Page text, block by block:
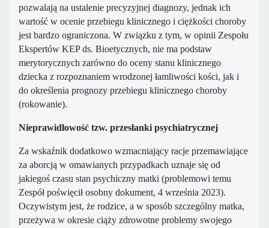
pozwalają na ustalenie precyzyjnej diagnozy, jednak ich
wartość w ocenie przebiegu klinicznego i ciężkości choroby
jest bardzo ograniczona. W związku z tym, w opinii Zespołu
Ekspertów KEP ds. Bioetycznych, nie ma podstaw
merytorycznych zarówno do oceny stanu klinicznego
dziecka z rozpoznaniem wrodzonej łamliwości kości, jak i
do określenia prognozy przebiegu klinicznego choroby
(rokowanie).
Nieprawidłowość tzw. przesłanki psychiatrycznej
Za wskaźnik dodatkowo wzmacniający racje przemawiające
za aborcją w omawianych przypadkach uznaje się od
jakiegoś czasu stan psychiczny matki (problemowi temu
Zespół poświęcił osobny dokument, 4 września 2023).
Oczywistym jest, że rodzice, a w sposób szczególny matka,
przeżywa w okresie ciąży zdrowotne problemy swojego